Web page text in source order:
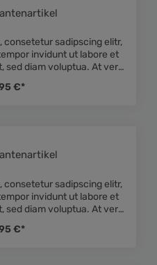
clita kasd gubergren, no
consetetur sadipscing elitr,
invidunt ut labore et
sed diam voluptua. At vero
takimata sanctus est
clita kasd gubergren, no
€*
consetetur sadipscing elitr,
invidunt ut labore et
sed diam voluptua. At vero
takimata sanctus est
€*